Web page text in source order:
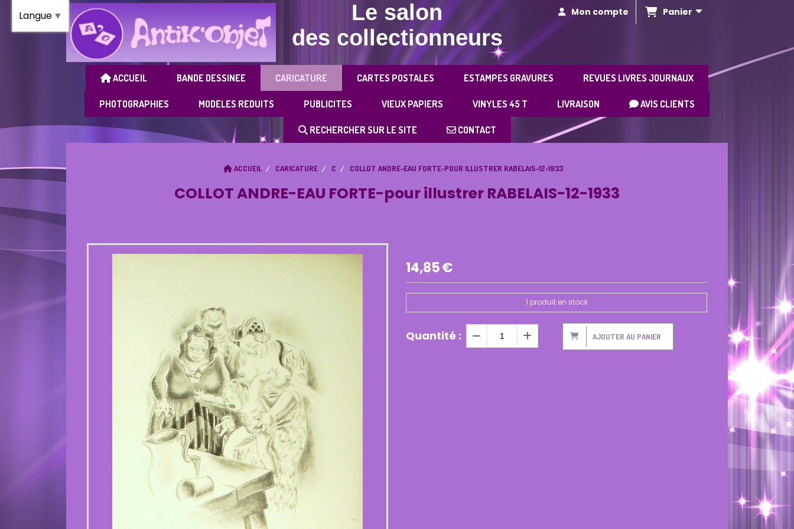
Le salon
des collectionneurs
Mon compte Panier
ACCUEIL BANDE DESSINEE CARICATURE CARTES POSTALES ESTAMPES GRAVURES REVUES LIVRES JOURNAUX
PHOTOGRAPHIES MODELES REDUITS PUBLICITES VIEUX PAPIERS VINYLES 45 T LIVRAISON AVIS CLIENTS
RECHERCHER SUR LE SITE CONTACT
ACCUEIL CARICATURE C COLLOT ANDRE-EAU FORTE-POUR ILLUSTRER RABELAIS-12-1933
COLLOT ANDRE-EAU FORTE-pour illustrer RABELAIS-12-1933
14,85€
1 produit en stock
Quantité : AJOUTER AU PANIER
Langue ▼
Panneau de gestion des cookies